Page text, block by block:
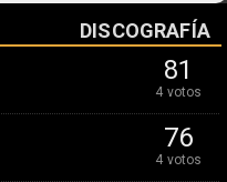
DISCOGRAFÍA
81
4 votos
76
4 votos